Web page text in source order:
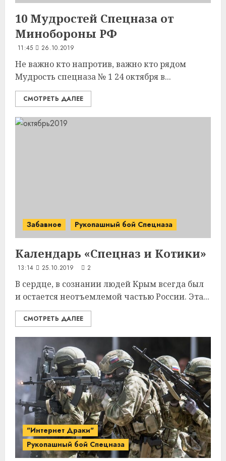
10 Мудростей Спецназа от
Минобороны РФ
11:45 26.10.2019
Не важно кто напротив, важно кто рядом
Мудрость спецназа № 1 24 октября в...
СМОТРЕТЬ ДАЛЕЕ
Забавное Рукопашный бой Спецназа
Календарь «Спецназ и Котики»
13:14 25.10.2019 2
В сердце, в сознании людей Крым всегда был
и остается неотъемлемой частью России. Эта...
СМОТРЕТЬ ДАЛЕЕ
"Интернет Драки"
Рукопашный бой Спецназа